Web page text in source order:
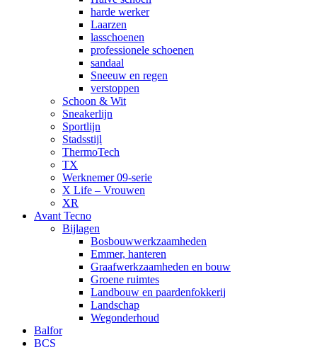
harde werker
Laarzen
lasschoenen
professionele schoenen
sandaal
Sneeuw en regen
verstoppen
Schoon & Wit
Sneakerlijn
Sportlijn
Stadsstijl
ThermoTech
TX
Werknemer 09-serie
X Life – Vrouwen
XR
Avant Tecno
Bijlagen
Bosbouwwerkzaamheden
Emmer, hanteren
Graafwerkzaamheden en bouw
Groene ruimtes
Landbouw en paardenfokkerij
Landschap
Wegonderhoud
Balfor
BCS